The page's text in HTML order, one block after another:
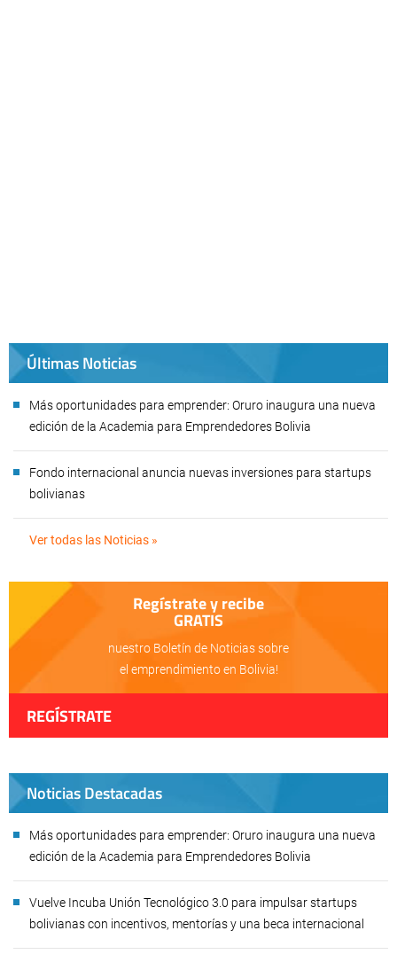
Últimas Noticias
Más oportunidades para emprender: Oruro inaugura una nueva
edición de la Academia para Emprendedores Bolivia
Fondo internacional anuncia nuevas inversiones para startups
bolivianas
Ver todas las Noticias »
Regístrate y recibe
GRATIS
nuestro Boletín de Noticias sobre
el emprendimiento en Bolivia!
REGÍSTRATE
Noticias Destacadas
Más oportunidades para emprender: Oruro inaugura una nueva
edición de la Academia para Emprendedores Bolivia
Vuelve Incuba Unión Tecnológico 3.0 para impulsar startups
bolivianas con incentivos, mentorías y una beca internacional